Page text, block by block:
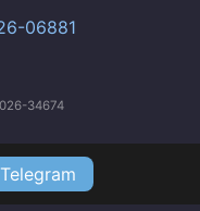
06881
34674
Telegram